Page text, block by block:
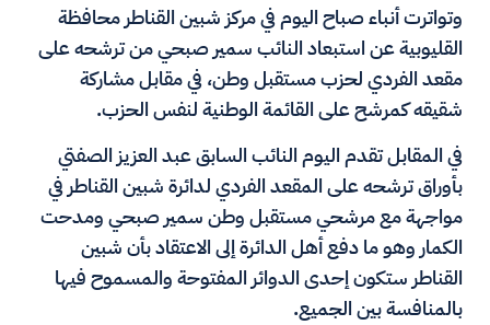
وتواترت أنباء صباح اليوم في مركز شبين القناطر محافظة
القليوبية عن استبعاد النائب سمير صبحي من ترشحه على
مقعد الفردي لحزب مستقبل وطن، في مقابل مشاركة
شقيقه كمرشح على القائمة الوطنية لنفس الحزب.
في المقابل تقدم اليوم النائب السابق عبد العزيز الصفتي
بأوراق ترشحه على المقعد الفردي لدائرة شبين القناطر في
مواجهة مع مرشحي مستقبل وطن سمير صبحي ومدحت
الكمار وهو ما دفع أهل الدائرة إلى الاعتقاد بأن شبين
القناطر ستكون إحدى الدوائر المفتوحة والمسموح فيها
بالمنافسة بين الجميع.